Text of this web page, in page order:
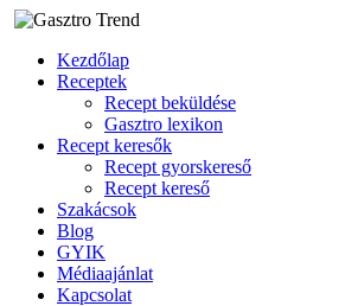
Kezdőlap
Receptek
Recept beküldése
Gasztro lexikon
Recept keresők
Recept gyorskereső
Recept kereső
Szakácsok
Blog
GYIK
Médiaajánlat
Kapcsolat